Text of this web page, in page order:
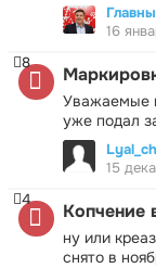
16
Уважаемые
уже подал
8
15
Копчение
ну или
снято в
4